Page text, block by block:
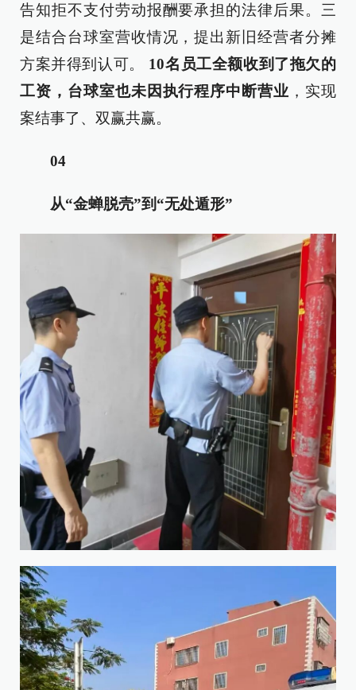
告知拒不支付劳动报酬要承担的法律后果。三
是结合台球室营收情况，提出新旧经营者分摊
方案并得到认可。
10名员工全额收到了拖欠的
工资，台球室也未因执行程序中断营业 ，实现
案结事了、双赢共赢。
04
从“金蝉脱壳”到“无处遁形”